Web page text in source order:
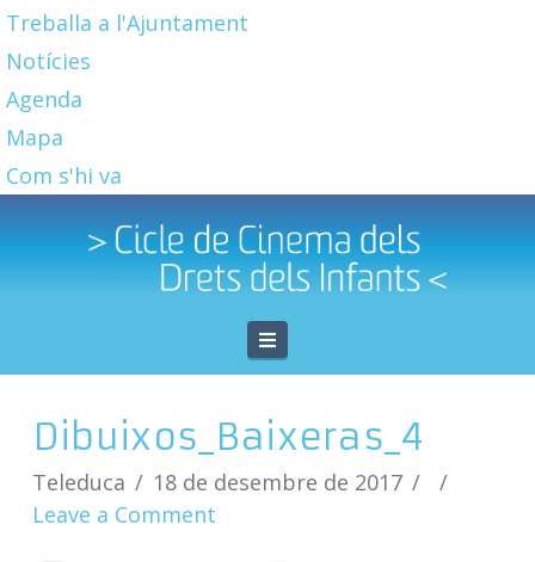
Treballa a l'Ajuntament
Notícies
Agenda
Mapa
Com s'hi va
Navigation
Dibuixos_Baixeras_4
Teleduca
18 de desembre de 2017
Leave a Comment